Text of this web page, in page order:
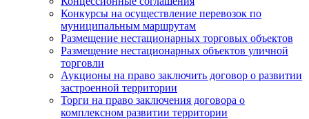
Конкурсы на осуществление перевозок по
муниципальным маршрутам
Размещение нестационарных торговых объектов
Размещение нестационарных объектов уличной
торговли
Аукционы на право заключить договор о развитии
застроенной территории
Торги на право заключения договора о
комплексном развитии территории